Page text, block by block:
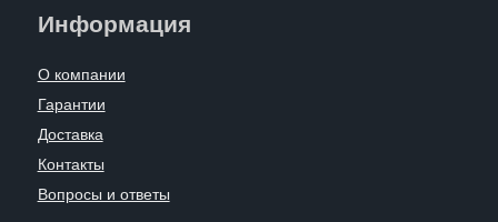
Информация
О компании
Гарантии
Доставка
Контакты
Вопросы и ответы